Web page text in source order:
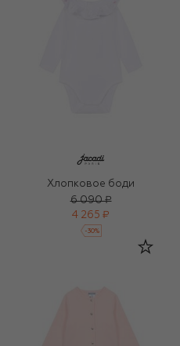
Хлопковое боди
6 090 ₽
4 265 ₽
-30%